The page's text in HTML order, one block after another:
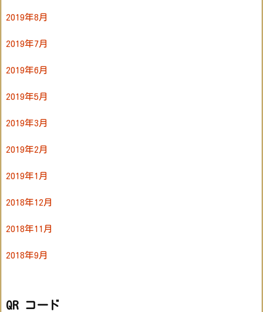
2019年8月
2019年7月
2019年6月
2019年5月
2019年3月
2019年2月
2019年1月
2018年12月
2018年11月
2018年9月
QR コード